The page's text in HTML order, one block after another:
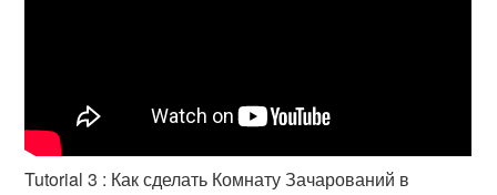
Tutorial 3 : Как сделать Комнату Зачарований в